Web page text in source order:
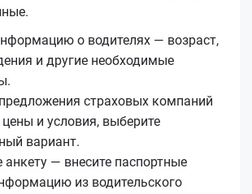
о водителях — возраст,
и другие необходимые
страховых компаний
и условия, выберите
вариант.
анкету — внесите паспортные
из водительского